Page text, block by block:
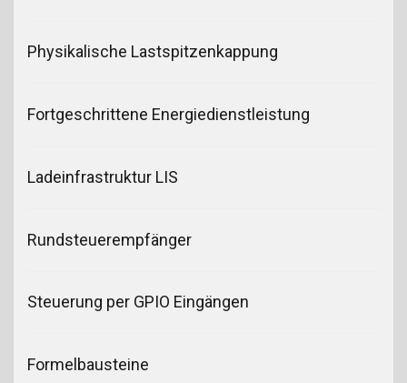
Physikalische Lastspitzenkappung
Fortgeschrittene Energiedienstleistung
Ladeinfrastruktur LIS
Rundsteuerempfänger
Steuerung per GPIO Eingängen
Formelbausteine